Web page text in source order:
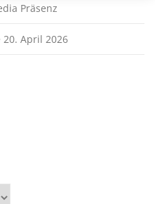
Präsenz
April 2026